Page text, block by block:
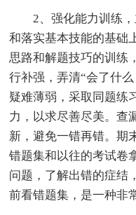
2、强化能力训练，
和落实基本技能的基础
思路和解题技巧的训练
行补强，弄清“会了什
疑难薄弱，采取同题练
力，以求尽善尽美。查
新，避免一错再错。期
错题集和以往的考试卷
问题，了解出错的症结
前看错题集，是一种非